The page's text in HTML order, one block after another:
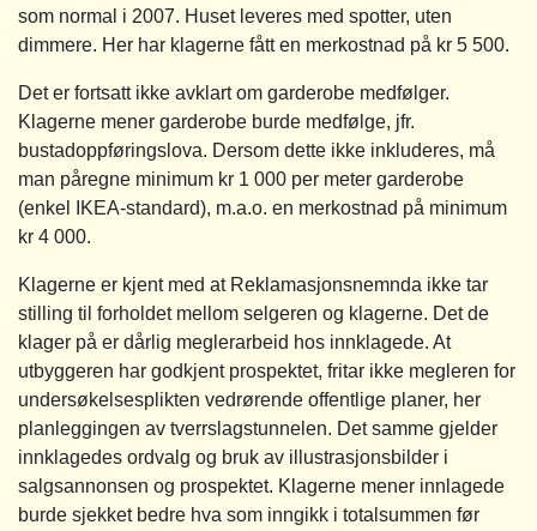
som normal i 2007. Huset leveres med spotter, uten
dimmere. Her har klagerne fått en merkostnad på kr 5 500.
Det er fortsatt ikke avklart om garderobe medfølger.
Klagerne mener garderobe burde medfølge, jfr.
bustadoppføringslova. Dersom dette ikke inkluderes, må
man påregne minimum kr 1 000 per meter garderobe
(enkel IKEA-standard), m.a.o. en merkostnad på minimum
kr 4 000.
Klagerne er kjent med at Reklamasjonsnemnda ikke tar
stilling til forholdet mellom selgeren og klagerne. Det de
klager på er dårlig meglerarbeid hos innklagede. At
utbyggeren har godkjent prospektet, fritar ikke megleren for
undersøkelsesplikten vedrørende offentlige planer, her
planleggingen av tverrslagstunnelen. Det samme gjelder
innklagedes ordvalg og bruk av illustrasjonsbilder i
salgsannonsen og prospektet. Klagerne mener innlagede
burde sjekket bedre hva som inngikk i totalsummen før